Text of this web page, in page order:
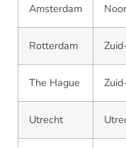
Amsterdam
Rotterdam
The Hague
Utrecht